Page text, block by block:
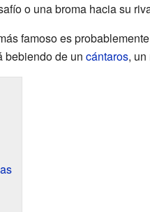
o una broma hacia su
famoso es
bebiendo de un cántaros, un